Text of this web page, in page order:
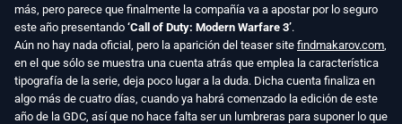
más, pero parece que finalmente la compañía va a apostar por lo seguro
este año presentando ‘Call of Duty: Modern Warfare 3’.
Aún no hay nada oficial, pero la aparición del teaser site findmakarov.com
en el que sólo se muestra una cuenta atrás que emplea la característica
tipografía de la serie, deja poco lugar a la duda. Dicha cuenta finaliza en
algo más de cuatro días, cuando ya habrá comenzado la edición de este
año de la GDC, así que no hace falta ser un lumbreras para suponer lo que